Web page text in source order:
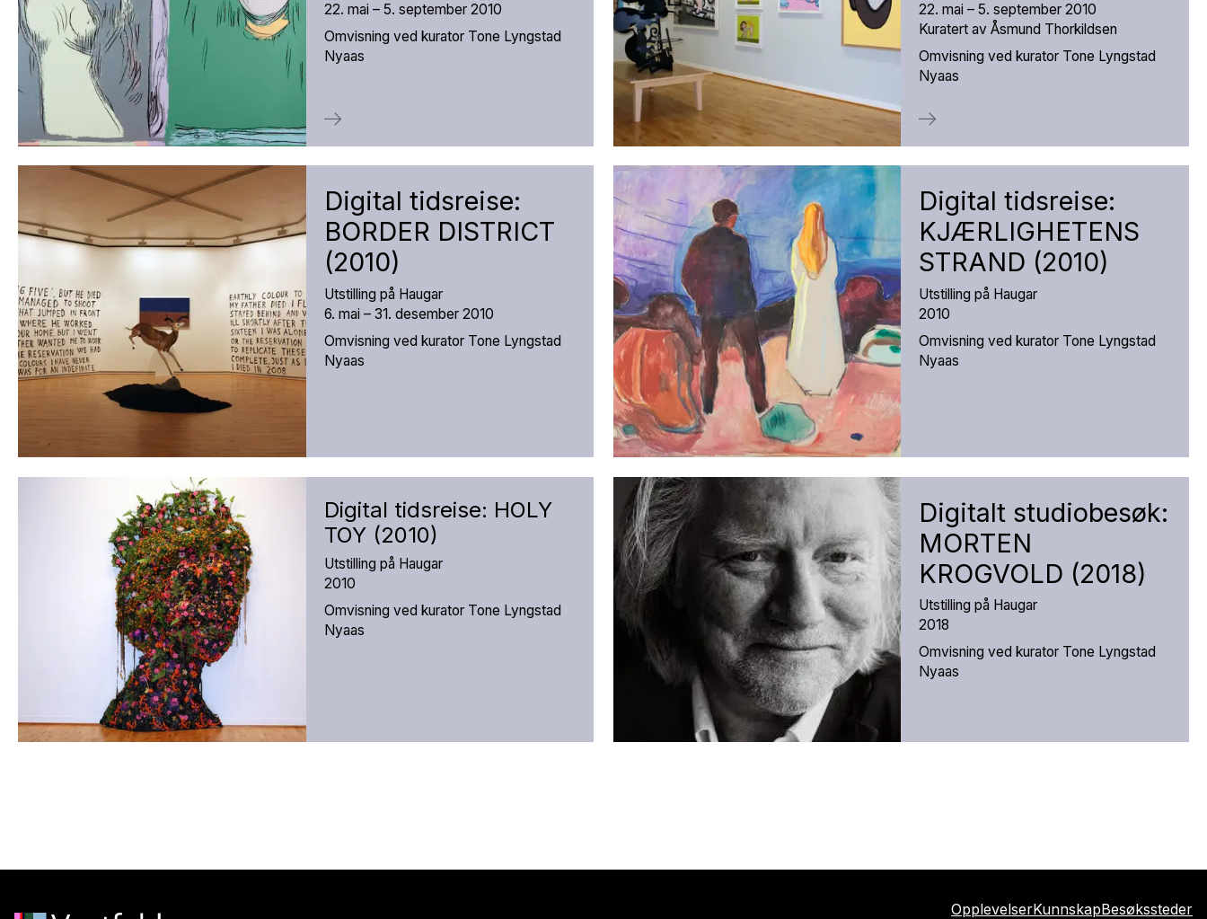
22. mai – 5. september 2010
Omvisning ved kurator Tone Lyngstad
Nyaas
22. mai – 5. september 2010
Kuratert av Åsmund Thorkildsen
Omvisning ved kurator Tone Lyngstad
Nyaas
Digital tidsreise:
BORDER DISTRICT
(2010)
Utstilling på Haugar
6. mai – 31. desember 2010
Omvisning ved kurator Tone Lyngstad
Nyaas
Digital tidsreise:
KJÆRLIGHETENS
STRAND (2010)
Utstilling på Haugar
2010
Omvisning ved kurator Tone Lyngstad
Nyaas
Digital tidsreise: HOLY
TOY (2010)
Utstilling på Haugar
2010
Omvisning ved kurator Tone Lyngstad
Nyaas
Digitalt studiobesøk:
MORTEN
KROGVOLD (2018)
Utstilling på Haugar
2018
Omvisning ved kurator Tone Lyngstad
Nyaas
OpplevelserKunnskapBesøkssteder